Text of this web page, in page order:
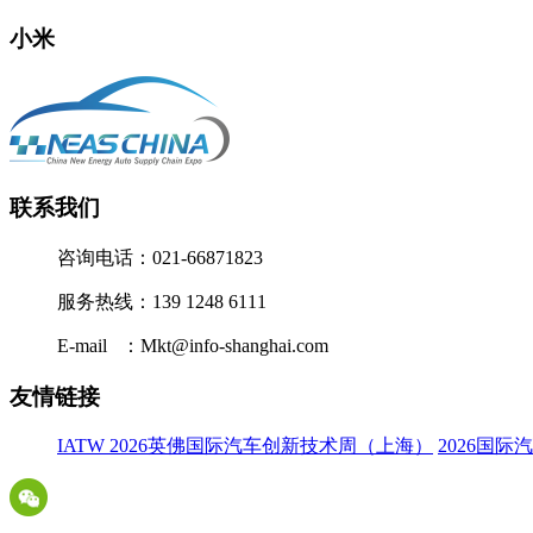
小米
联系我们
咨询电话：021-66871823
服务热线：139 1248 6111
E-mail ：Mkt@info-shanghai.com
友情链接
IATW 2026英佛国际汽车创新技术周（上海） 2026国际